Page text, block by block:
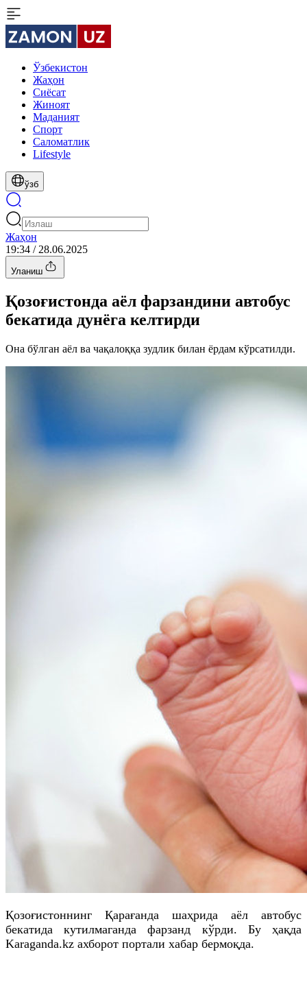
Ўзбекистон
Жаҳон
Сиёсат
Жиноят
Маданият
Спорт
Cаломатлик
Lifestyle
ўзб
Жаҳон
19:34 / 28.06.2025
Уланиш
Қозоғистонда аёл фарзандини автобус
бекатида дунёга келтирди
Она бўлган аёл ва чақалоққа зудлик билан ёрдам кўрсатилди.
Қозоғистоннинг Қарағанда шаҳрида аёл автобус
бекатида кутилмаганда фарзанд кўрди. Бу ҳақда
Karaganda.kz ахборот портали хабар бермоқда.